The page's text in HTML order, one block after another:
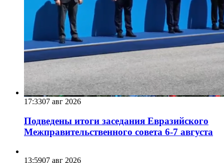
17:3307 авг 2026
Подведены итоги заседания Евразийского
Межправительственного совета 6-7 августа
13:5907 авг 2026